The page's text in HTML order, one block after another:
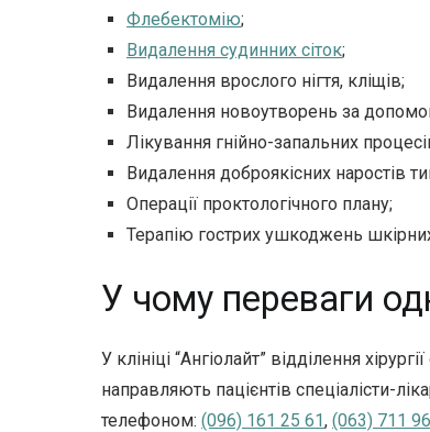
Флебектомію;
Видалення судинних сіток;
Видалення врослого нігтя, кліщів;
Видалення новоутворень за
Лікування гнійно-запальних
Видалення доброякісних наростів
Операції проктологічного плану;
Терапію гострих ушкоджень
У чому переваги
У клініці “Ангіолайт” відділення
направляють пацієнтів спеціалісти-
телефоном: (096) 161 25 61, (063) 711